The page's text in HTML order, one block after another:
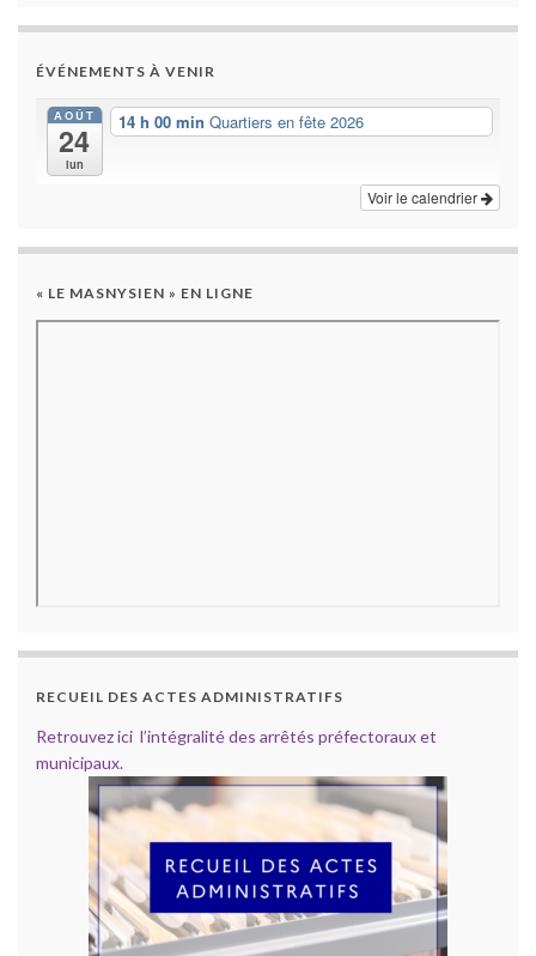
ÉVÉNEMENTS À VENIR
AOÛT
24
lun
14 h 00 min Quartiers en fête 2026
Voir le calendrier
« LE MASNYSIEN » EN LIGNE
RECUEIL DES ACTES ADMINISTRATIFS
Retrouvez ici l’intégralité des arrêtés préfectoraux et
municipaux.